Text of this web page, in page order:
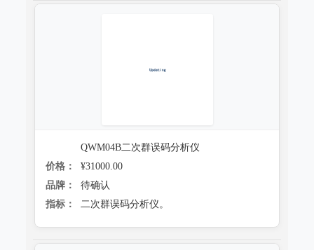
QWM04B二次群误码分析仪
价格：
¥31000.00
品牌：
待确认
指标：
二次群误码分析仪。